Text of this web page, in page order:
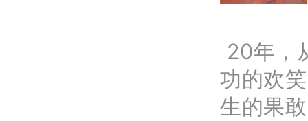
20年，
功的欢
生的果